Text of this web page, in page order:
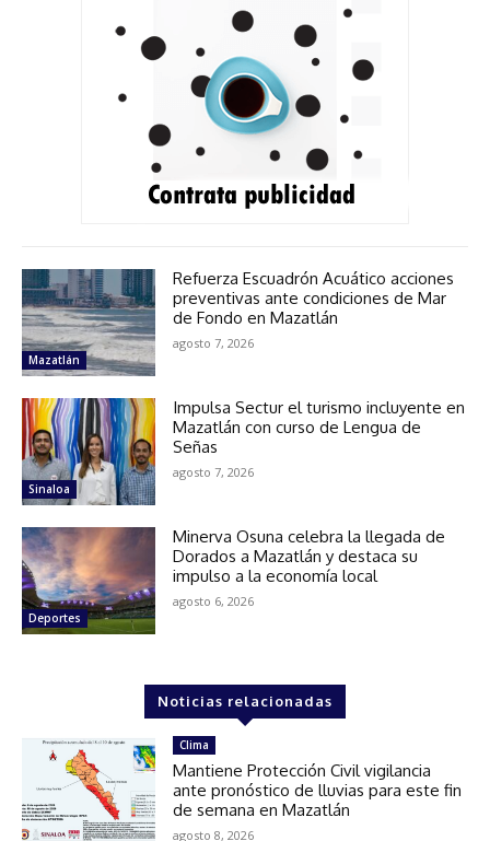
Mazatlán
Refuerza Escuadrón Acuático acciones
preventivas ante condiciones de Mar
de Fondo en Mazatlán
agosto 7, 2026
Sinaloa
Impulsa Sectur el turismo incluyente en
Mazatlán con curso de Lengua de
Señas
agosto 7, 2026
Deportes
Minerva Osuna celebra la llegada de
Dorados a Mazatlán y destaca su
impulso a la economía local
agosto 6, 2026
Noticias relacionadas
Clima
Mantiene Protección Civil vigilancia
ante pronóstico de lluvias para este fin
de semana en Mazatlán
agosto 8, 2026